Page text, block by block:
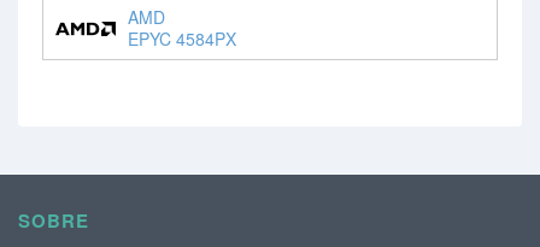
AMD
EPYC 4584PX
SOBRE